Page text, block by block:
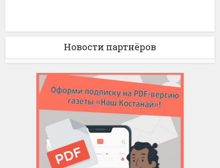
Новости партнёров